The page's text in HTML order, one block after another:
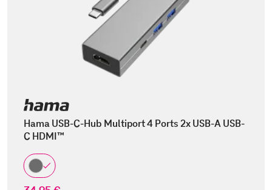
Hama USB-C-Hub Multiport 4 Ports 2x USB-A USB-
C HDMI™